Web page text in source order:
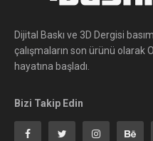
Dijital Baskı ve 3D Dergisi
çalışmaların son ürünü olarak
hayatına başladı.
Bizi Takip Edin